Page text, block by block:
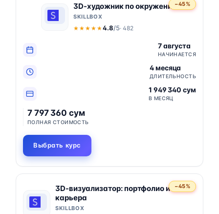
−45%
3D-художник по окружению
SKILLBOX
★★★★★
★★★★★ 4.8/5· 482
7 августа
НАЧИНАЕТСЯ
4 месяца
ДЛИТЕЛЬНОСТЬ
1 949 340 сум
В МЕСЯЦ
7 797 360 сум
ПОЛНАЯ СТОИМОСТЬ
Выбрать курс
−45%
3D-визуализатор: портфолио и
карьера
SKILLBOX